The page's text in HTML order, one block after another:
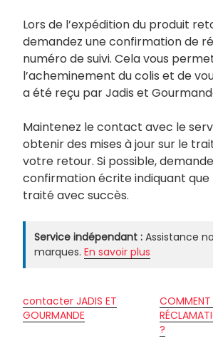
Lors de l’expédition du produit
demandez une confirmation de
numéro de suivi. Cela vous
l’acheminement du colis et de
a été reçu par Jadis et
Maintenez le contact avec le
obtenir des mises à jour sur le
votre retour. Si possible,
confirmation écrite indiquant
traité avec succès.
Service indépendant : Assistance
marques. En savoir plus
contacter JADIS ET
GOURMANDE
COMMENT
?